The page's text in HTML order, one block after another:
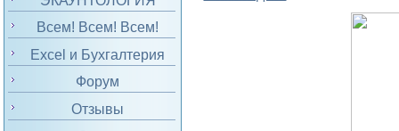
Всем! Всем! Всем!
Excel и Бухгалтерия
Форум
Отзывы